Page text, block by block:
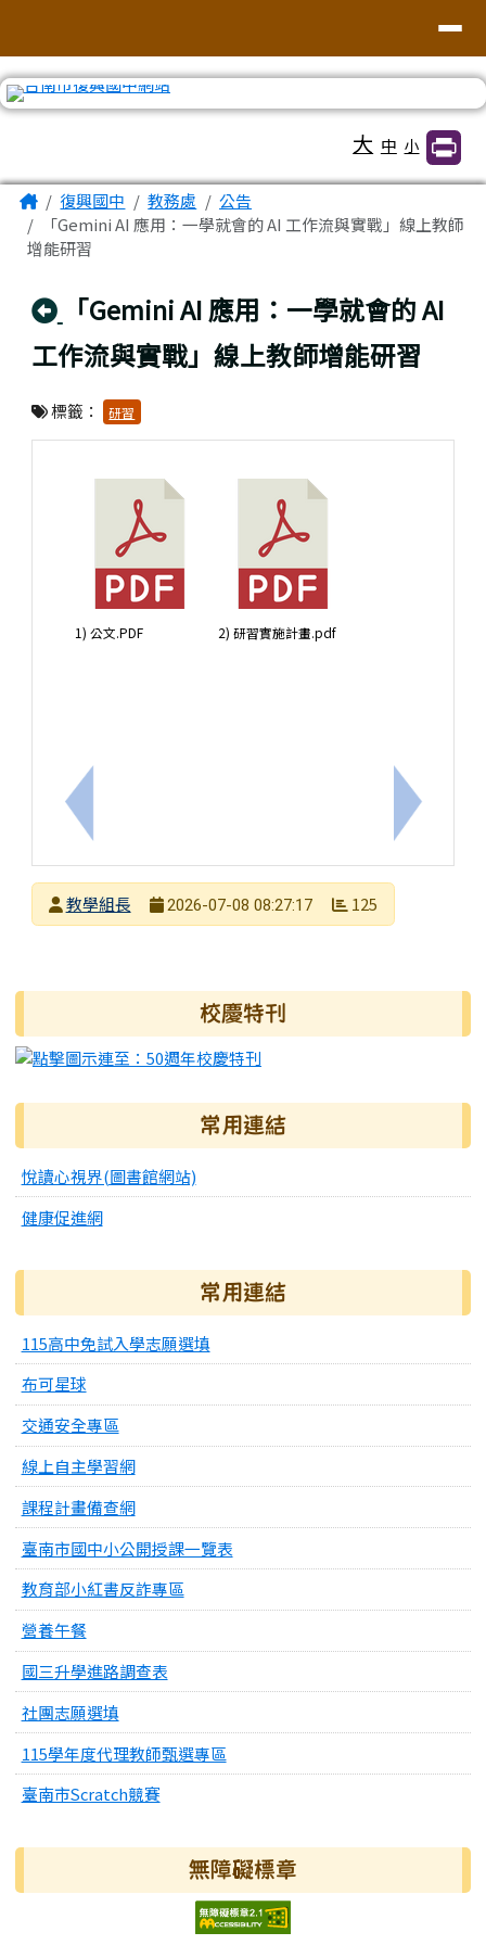
大 中 小
主內容區域
Home復興國中 教務處
公告
「Gemini AI 應用：一學就會的 AI 工作流與實戰」線上教師
增能研習
回上頁
「Gemini AI 應用：一學就會的 AI
工作流與實戰」線上教師增能研習
標籤： 研習
上一筆：新化自造教育及科技中心辦理115學年度暑假教
1) 公文.PDF 2) 研習實施計畫.pdf
下一筆：
發布者
教學組長
2026-07-08 08:27:17 125
右邊區域內容 校慶特刊
常用連結
悅讀心視界(圖書館網站)
健康促進網
常用連結
115高中免試入學志願選填
布可星球
交通安全專區
線上自主學習網
課程計畫備查網
臺南市國中小公開授課一覽表
教育部小紅書反詐專區
營養午餐
國三升學進路調查表
社團志願選填
115學年度代理教師甄選專區
臺南市Scratch競賽
無障礙標章
頁尾區域